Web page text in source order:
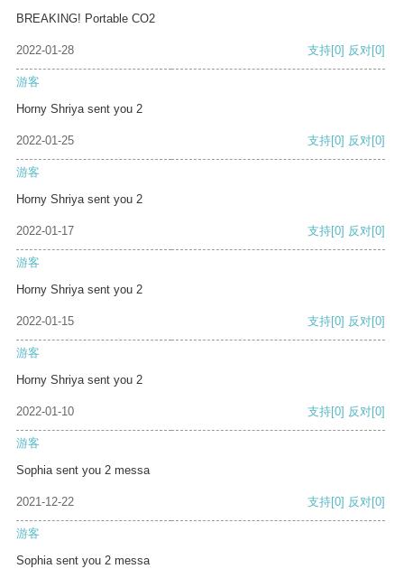
BREAKING! Portable CO2
2022-01-28 支持[0] 反对[0]
游客
Horny Shriya sent you 2
2022-01-25 支持[0] 反对[0]
游客
Horny Shriya sent you 2
2022-01-17 支持[0] 反对[0]
游客
Horny Shriya sent you 2
2022-01-15 支持[0] 反对[0]
游客
Horny Shriya sent you 2
2022-01-10 支持[0] 反对[0]
游客
Sophia sent you 2 messa
2021-12-22 支持[0] 反对[0]
游客
Sophia sent you 2 messa